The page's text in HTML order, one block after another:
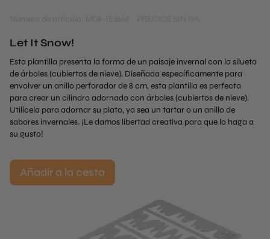
Let It Snow!
Esta plantilla presenta la forma de un paisaje invernal con la silueta
de árboles (cubiertos de nieve). Diseñada específicamente para
envolver un anillo perforador de 8 cm, esta plantilla es perfecta
para crear un cilindro adornado con árboles (cubiertos de nieve).
Utilícela para adornar su plato, ya sea un tartar o un anillo de
sabores invernales. ¡Le damos libertad creativa para que lo haga a
su gusto!
Añadir a la cesta